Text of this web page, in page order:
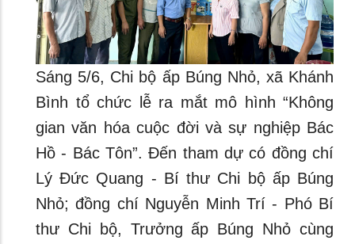
Sáng 5/6, Chi bộ ấp Búng Nhỏ, xã Khánh
Bình tổ chức lễ ra mắt mô hình “Không
gian văn hóa cuộc đời và sự nghiệp Bác
Hồ - Bác Tôn”. Đến tham dự có đồng chí
Lý Đức Quang - Bí thư Chi bộ ấp Búng
Nhỏ; đồng chí Nguyễn Minh Trí - Phó Bí
thư Chi bộ, Trưởng ấp Búng Nhỏ cùng